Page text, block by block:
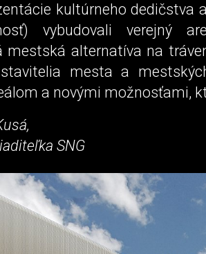
kultúrneho dedičstva
vybudovali verejný
mestská alternatíva na
mesta a
a novými možnosťami,
SNG